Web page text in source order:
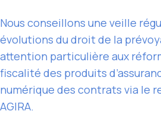
Nous conseillons une veille
évolutions du droit de la
attention particulière aux
fiscalité des produits
numérique des contrats via le
AGIRA.